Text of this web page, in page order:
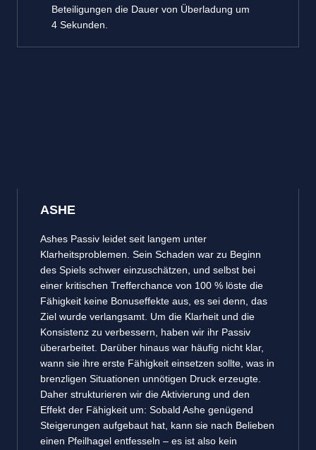
Beteiligungen die Dauer von Überladung um
4 Sekunden.
ASHE
Ashes Passiv leidet seit langem unter
Klarheitsproblemen. Sein Schaden war zu Beginn
des Spiels schwer einzuschätzen, und selbst bei
einer kritischen Trefferchance von 100 % löste die
Fähigkeit keine Bonuseffekte aus, es sei denn, das
Ziel wurde verlangsamt. Um die Klarheit und die
Konsistenz zu verbessern, haben wir ihr Passiv
überarbeitet. Darüber hinaus war häufig nicht klar,
wann sie ihre erste Fähigkeit einsetzen sollte, was in
brenzligen Situationen unnötigen Druck erzeugte.
Daher strukturieren wir die Aktivierung und den
Effekt der Fähigkeit um: Sobald Ashe genügend
Steigerungen aufgebaut hat, kann sie nach Belieben
einen Pfeilhagel entfesseln – es ist also kein